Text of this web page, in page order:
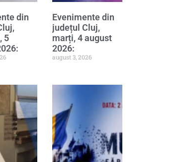
din
5
Evenimente din
județul Cluj,
marți, 4 august
2026:
august 3, 2026